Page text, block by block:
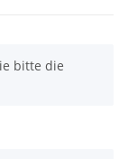
bitte die